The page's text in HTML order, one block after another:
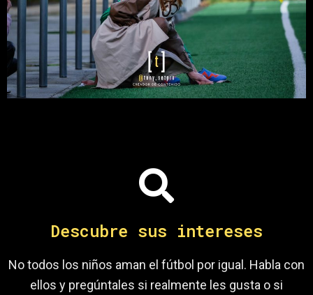
Descubre sus intereses
No todos los niños aman el fútbol por igual. Habla con
ellos y pregúntales si realmente les gusta o si